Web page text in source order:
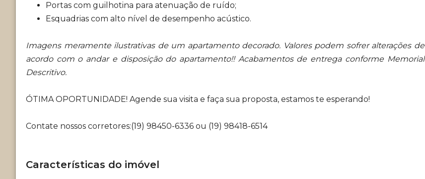
Portas com guilhotina para atenuação de ruído;
Esquadrias com alto nível de desempenho acústico.
Imagens meramente ilustrativas de um apartamento decorado. Valores podem sofrer alterações de
acordo com o andar e disposição do apartamento!! Acabamentos de entrega conforme Memorial
Descritivo.
ÓTIMA OPORTUNIDADE! Agende sua visita e faça sua proposta, estamos te esperando!
Contate nossos corretores:(19) 98450-6336 ou (19) 98418-6514
Características do imóvel